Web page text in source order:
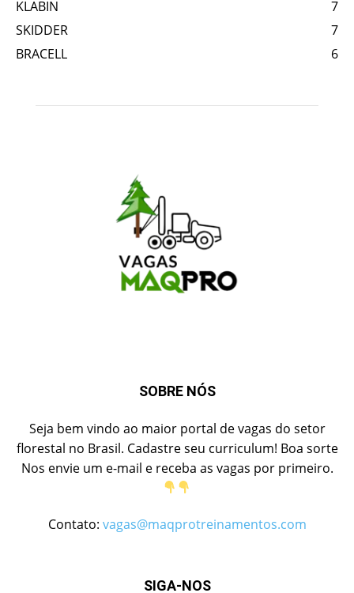
KLABIN
7
SKIDDER
7
BRACELL
6
SOBRE NÓS
Seja bem vindo ao maior portal de vagas do setor
florestal no Brasil. Cadastre seu curriculum! Boa sorte
Nos envie um e-mail e receba as vagas por primeiro.
Contato: vagas@maqprotreinamentos.com
SIGA-NOS